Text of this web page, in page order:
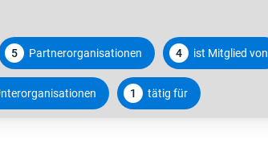
5 Partnerorganisationen 4 ist Mitglied von
1 tätig für